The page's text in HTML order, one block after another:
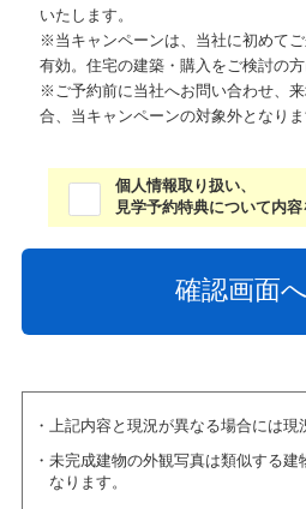
いたします。
※当キャンペーンは、当社に初めて
有効。住宅の建築・購入をご検討の方
※ご予約前に当社へお問い合わせ、
合、当キャンペーンの対象外となりま
個人情報取り扱い、
見学予約特典について内容
上記内容と現況が異なる場合には現
未完成建物の外観写真は類似する
なります。